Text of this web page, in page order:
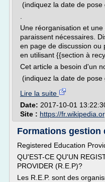
(indiquez la date de
Une réorganisation et
paraissent nécessaires.
en page de discussion ou
en utilisant {{section à
Cet article a besoin d'un
(indiquez la date de pose
Lire la suite
Date: 2017-10-01
Site : https://
Formations gestion
Registered Education
QU'EST-CE QU'UN
PROVIDER (R.E.P)?
Les R.E.P. sont des